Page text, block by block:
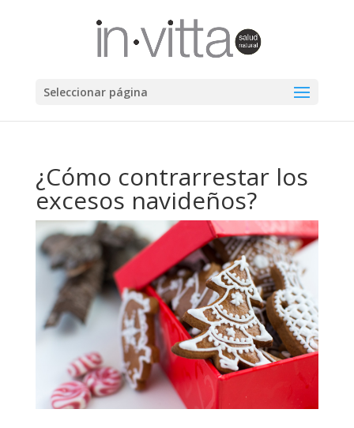
Seleccionar página
¿Cómo contrarrestar los
excesos navideños?